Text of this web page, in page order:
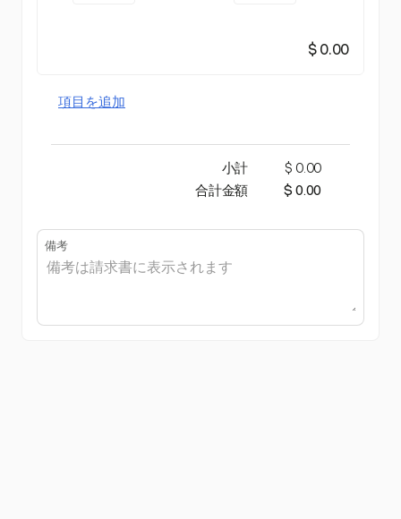
$ 0.00
項目を追加
小計
$ 0.00
合計金額
$ 0.00
備考